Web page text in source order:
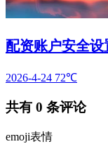
配资账户安全
2026-4-24 72℃
共有 0 条评论
emoji表情